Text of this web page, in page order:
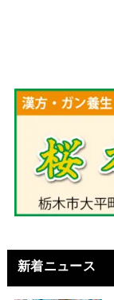
新着ニュース